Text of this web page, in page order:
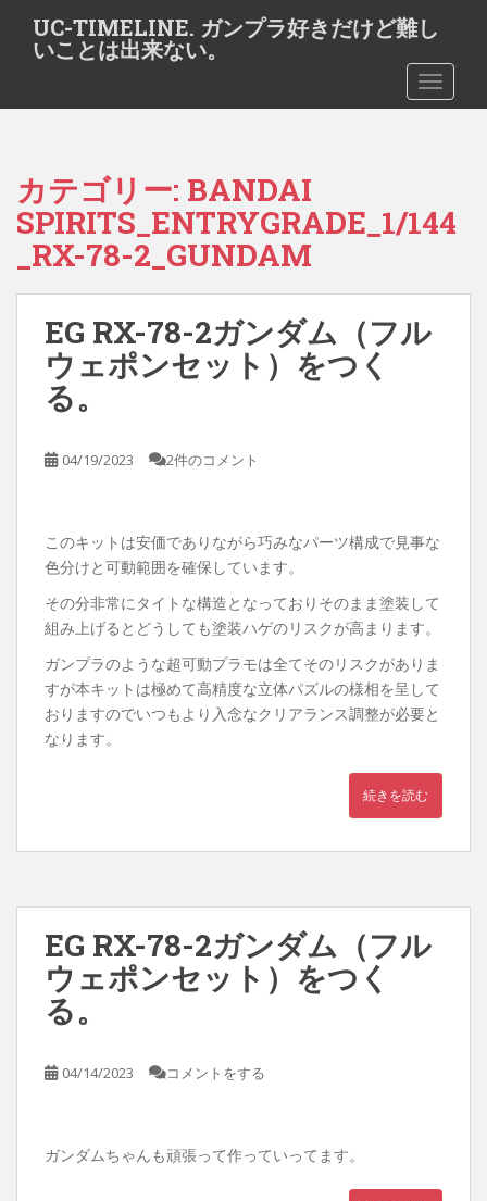
t
UC-TIMELINE. ガンプラ好きだけど難し
いことは出来ない。
カテゴリー: BANDAI
SPIRITS_ENTRYGRADE_1/144
_RX-78-2_GUNDAM
EG RX-78-2ガンダム（フル
ウェポンセット）をつく
る。
04/19/2023 2件のコメント
このキットは安価でありながら巧みなパーツ構成で見事な
色分けと可動範囲を確保しています。
その分非常にタイトな構造となっておりそのまま塗装して
組み上げるとどうしても塗装ハゲのリスクが高まります。
ガンプラのような超可動プラモは全てそのリスクがありま
すが本キットは極めて高精度な立体パズルの様相を呈して
おりますのでいつもより入念なクリアランス調整が必要と
なります。
続きを読む
EG RX-78-2ガンダム（フル
ウェポンセット）をつく
る。
04/14/2023 コメントをする
ガンダムちゃんも頑張って作っていってます。